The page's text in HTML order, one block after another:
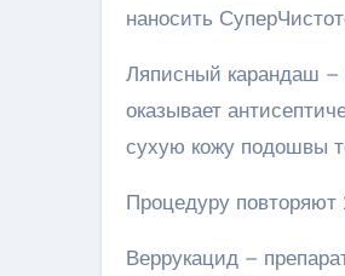
наносить
Ляписный карандаш –
оказывает
сухую кожу подошвы
Процедуру повторяют
Веррукацид –